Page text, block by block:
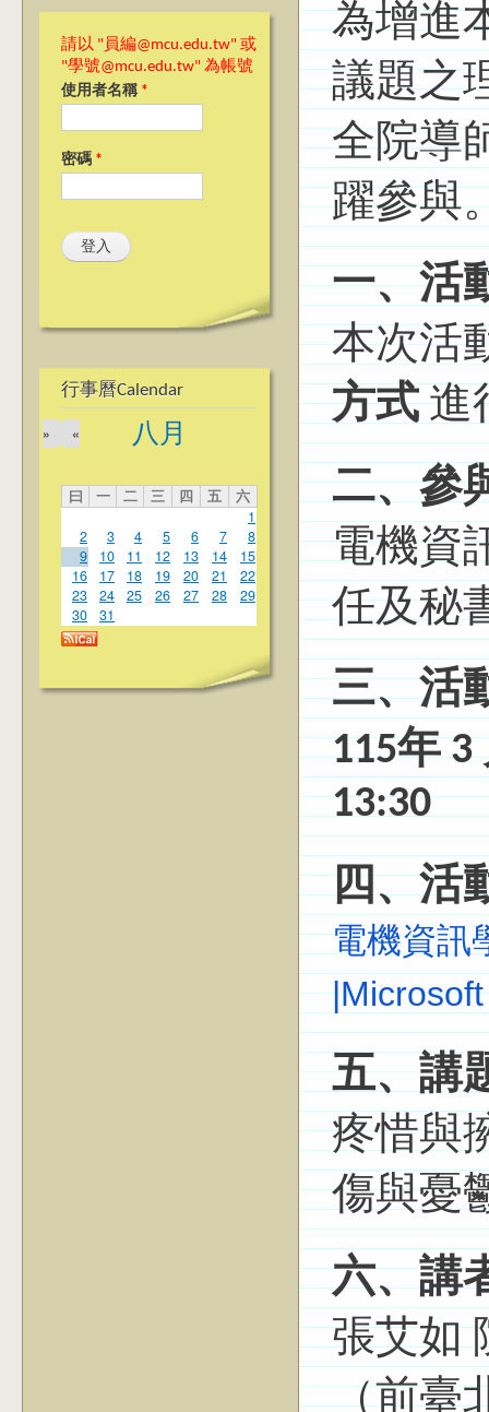
請以 "員編@mcu.edu.tw" 或
"學號@mcu.edu.tw" 為帳號
使用者名稱 *
密碼 *
行事曆Calendar
八月
«
»
曰 一 二 三 四 五
六
1
2
3 4 5 6 7
8
9
10 11 12 13 14
15
16
17 18 19 20 21
22
23
24 25 26 27 28
29
30
31
為增進
議題之
全院導
躍參與
一、活
本次活
方式進
二、參
電機資
任及秘
三、活
115年 3
13:30
四、活
電機資訊
五、講
疼惜與
傷與憂
六、講
張艾如
（前臺